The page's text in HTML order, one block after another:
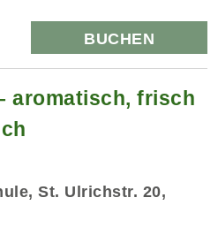
BUCHEN
aromatisch, frisch
St. Ulrichstr. 20,